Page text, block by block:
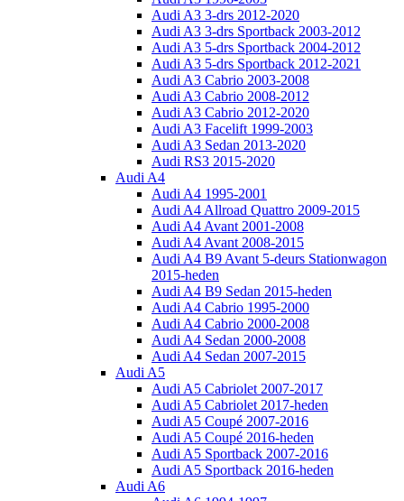
Audi A3 3-drs 2012-2020
Audi A3 3-drs Sportback 2003-2012
Audi A3 5-drs Sportback 2004-2012
Audi A3 5-drs Sportback 2012-2021
Audi A3 Cabrio 2003-2008
Audi A3 Cabrio 2008-2012
Audi A3 Cabrio 2012-2020
Audi A3 Facelift 1999-2003
Audi A3 Sedan 2013-2020
Audi RS3 2015-2020
Audi A4
Audi A4 1995-2001
Audi A4 Allroad Quattro 2009-2015
Audi A4 Avant 2001-2008
Audi A4 Avant 2008-2015
Audi A4 B9 Avant 5-deurs Stationwagon
2015-heden
Audi A4 B9 Sedan 2015-heden
Audi A4 Cabrio 1995-2000
Audi A4 Cabrio 2000-2008
Audi A4 Sedan 2000-2008
Audi A4 Sedan 2007-2015
Audi A5
Audi A5 Cabriolet 2007-2017
Audi A5 Cabriolet 2017-heden
Audi A5 Coupé 2007-2016
Audi A5 Coupé 2016-heden
Audi A5 Sportback 2007-2016
Audi A5 Sportback 2016-heden
Audi A6